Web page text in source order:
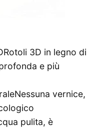
3D in legno di
e più
vernice,
pulita, è